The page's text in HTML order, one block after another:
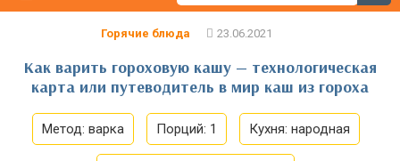
Горячие блюда
Как варить гороховую кашу — технологическая
карта или путеводитель в мир каш из гороха
Метод: варка Порций: 1 Кухня: народная